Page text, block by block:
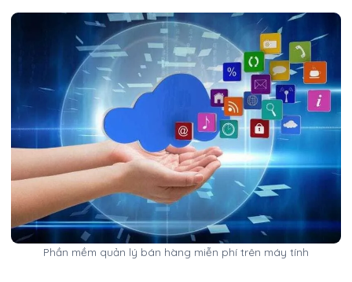
Phần mềm quản lý bán hàng miễn phí trên máy tính